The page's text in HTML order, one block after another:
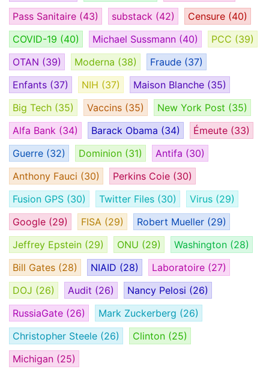
Pass Sanitaire (43) substack (42) Censure (40)
COVID-19 (40) Michael Sussmann (40) PCC (39)
OTAN (39) Moderna (38) Fraude (37)
Enfants (37) NIH (37) Maison Blanche (35)
Big Tech (35) Vaccins (35) New York Post (35)
Alfa Bank (34) Barack Obama (34) Émeute (33)
Guerre (32) Dominion (31) Antifa (30)
Anthony Fauci (30) Perkins Coie (30)
Fusion GPS (30) Twitter Files (30) Virus (29)
Google (29) FISA (29) Robert Mueller (29)
Jeffrey Epstein (29) ONU (29) Washington (28)
Bill Gates (28) NIAID (28) Laboratoire (27)
DOJ (26) Audit (26) Nancy Pelosi (26)
RussiaGate (26) Mark Zuckerberg (26)
Christopher Steele (26) Clinton (25)
Michigan (25)